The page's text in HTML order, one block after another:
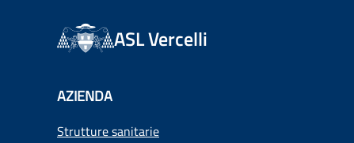
ASL Vercelli
AZIENDA
Strutture sanitarie